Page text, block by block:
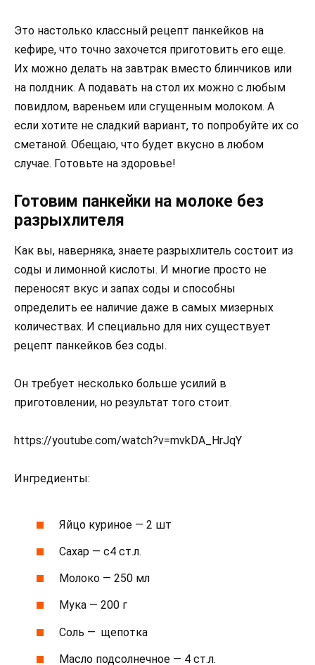
Это настолько классный рецепт панкейков на
кефире, что точно захочется приготовить его еще.
Их можно делать на завтрак вместо блинчиков или
на полдник. А подавать на стол их можно с любым
повидлом, вареньем или сгущенным молоком. А
если хотите не сладкий вариант, то попробуйте их со
сметаной. Обещаю, что будет вкусно в любом
случае. Готовьте на здоровье!
Готовим панкейки на молоке без
разрыхлителя
Как вы, наверняка, знаете разрыхлитель состоит из
соды и лимонной кислоты. И многие просто не
переносят вкус и запах соды и способны
определить ее наличие даже в самых мизерных
количествах. И специально для них существует
рецепт панкейков без соды.
Он требует несколько больше усилий в
приготовлении, но результат того стоит.
https://youtube.com/watch?v=mvkDA_HrJqY
Ингредиенты:
Яйцо куриное — 2 шт
Сахар — с4 ст.л.
Молоко — 250 мл
Мука — 200 г
Соль — щепотка
Масло подсолнечное — 4 ст.л.